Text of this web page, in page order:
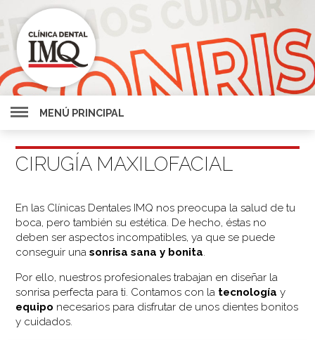
MENÚ PRINCIPAL
CIRUGÍA MAXILOFACIAL
En las Clínicas Dentales IMQ nos preocupa la salud de tu
boca, pero también su estética. De hecho, éstas no
deben ser aspectos incompatibles, ya que se puede
conseguir unasonrisa sana y bonita.
Por ello, nuestros profesionales trabajan en diseñar la
sonrisa perfecta para ti. Contamos con la tecnología y
equipo necesarios para disfrutar de unos dientes bonitos
y cuidados.